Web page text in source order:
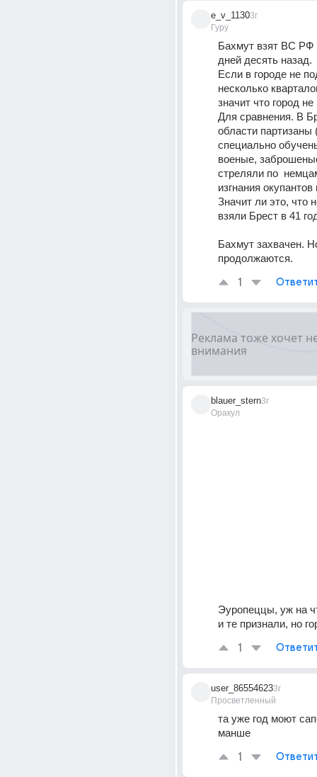
e_v_1130
Гуру
3г
Бахмут взят ВС РФ
дней десять назад.
Если в городе не
несколько
значит что город не
Для сравнения. В
области партизаны
специально
военые,
стреляли по
изгнания
Значит ли это, что
взяли Брест в 41
Бахмут захвачен.
продолжаются.
1
blauer_stern
Оракул
3г
Эуропеццы, уж на
и те признали, но
1
user_86554623
Просветленный
3г
та уже год моют
манше
1